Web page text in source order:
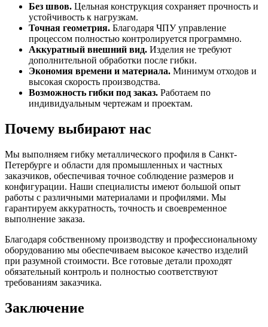
Без швов. Цельная конструкция сохраняет прочность и
устойчивость к нагрузкам.
Точная геометрия. Благодаря ЧПУ управление
процессом полностью контролируется программно.
Аккуратный внешний вид. Изделия не требуют
дополнительной обработки после гибки.
Экономия времени и материала. Минимум отходов и
высокая скорость производства.
Возможность гибки под заказ. Работаем по
индивидуальным чертежам и проектам.
Почему выбирают нас
Мы выполняем гибку металлического профиля в Санкт-
Петербурге и области для промышленных и частных
заказчиков, обеспечивая точное соблюдение размеров и
конфигурации. Наши специалисты имеют большой опыт
работы с различными материалами и профилями. Мы
гарантируем аккуратность, точность и своевременное
выполнение заказа.
Благодаря собственному производству и профессиональному
оборудованию мы обеспечиваем высокое качество изделий
при разумной стоимости. Все готовые детали проходят
обязательный контроль и полностью соответствуют
требованиям заказчика.
Заключение